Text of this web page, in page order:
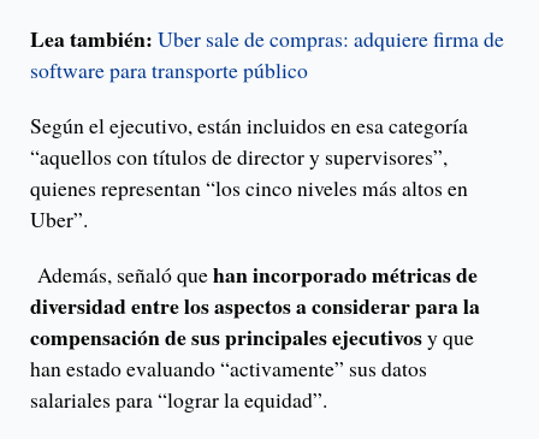
Lea también: Uber sale de compras: adquiere firma de
software para transporte público
Según el ejecutivo, están incluidos en esa categoría
“aquellos con títulos de director y supervisores”,
quienes representan “los cinco niveles más altos en
Uber”.
Además, señaló quehan incorporado métricas de
diversidad entre los aspectos a considerar para la
compensación de sus principales ejecutivosy que
han estado evaluando “activamente” sus datos
salariales para “lograr la equidad”.